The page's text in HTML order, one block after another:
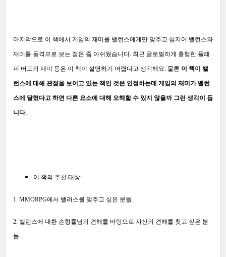
마지막으로 이 책에서 게임의 재미를 밸런스에게만 맞추고 심지어 밸런스와
재미를 동격으로 보는 점은 좀 아쉬웠습니다. 최근 글로벌하게 흥행한 플래
피 버드의 재미 등은 이 책이 설명하기 어렵다고 생각해요. 물론 이 책이 밸
런스에 대해 관점을 보이고 있는 책인 것은 인정하는데 게임의 재미가 밸런
스에 달렸다고 하면 다른 요소에 대해 오해할 수 있지 않을까 그런 생각이 듭
니다.
이 책의 추천 대상:
1. MMORPG에서 밸러스를 맞추고 싶은 분들.
2. 밸런스에 대한 손형률님의 견해를 바탕으로 자신의 견해를 찾고 싶은 분
들.